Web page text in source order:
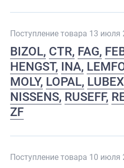
Поступление товара 13 июля
BIZOL CTR FAG
HENGST INA
MOLY LOPAL LUBEX
NISSENS RUSEFF
ZF
Поступление товара 10 июля